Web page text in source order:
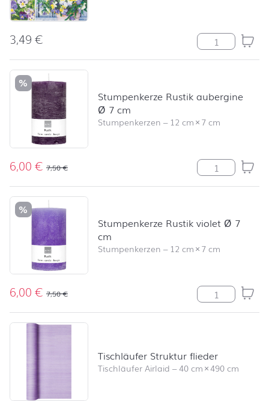
3,49€ Pansy Mix
%
Stumpenkerze Rustik aubergine
Ø 7 cm
Stumpenkerzen – 12 cm×7 cm
6,00€ 7,50€ Stumpenkerze
%
Stumpenkerze Rustik violet Ø 7
cm
Stumpenkerzen – 12 cm×7 cm
6,00€ 7,50€ Stumpenkerze
Tischläufer Struktur flieder
Tischläufer Airlaid –40 cm×490 cm